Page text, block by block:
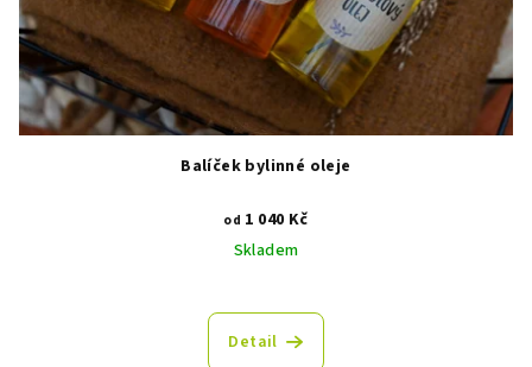
ů
Balíček bylinné oleje
od 1 040 Kč
Skladem
Detail